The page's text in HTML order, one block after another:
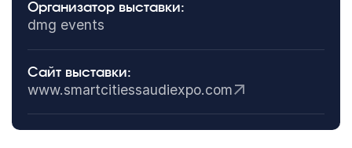
Организатор выставки:
dmg events
Сайт выставки:
www.smartcitiessaudiexpo.com